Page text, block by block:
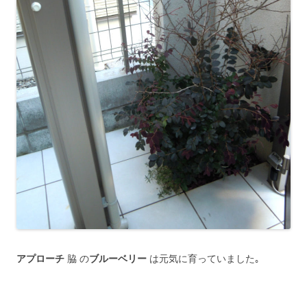
アプローチ 脇 のブルーベリー は元気に育っていました｡